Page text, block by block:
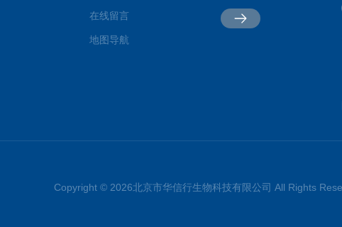
在线留言
地图导航
Copyright © 2026北京市华信行生物科技有限公司 All Rights